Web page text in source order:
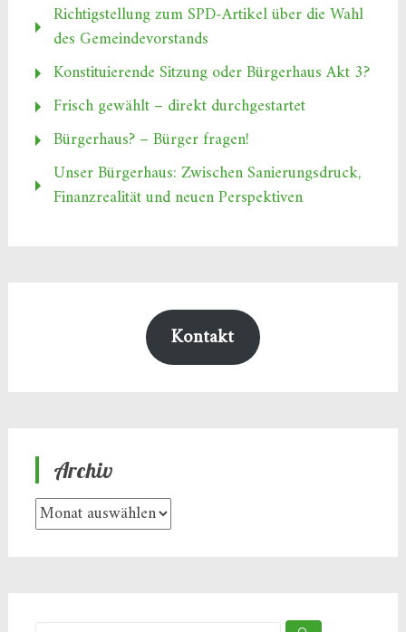
Richtigstellung zum SPD‑Artikel über die Wahl
des Gemeindevorstands
Konstituierende Sitzung oder Bürgerhaus Akt 3?
Frisch gewählt – direkt durchgestartet
Bürgerhaus? – Bürger fragen!
Unser Bürgerhaus: Zwischen Sanierungsdruck,
Finanzrealität und neuen Perspektiven
Kontakt
Archiv
Archiv